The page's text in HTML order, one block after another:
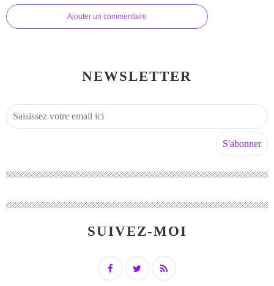
Ajouter un commentaire
NEWSLETTER
SUIVEZ-MOI